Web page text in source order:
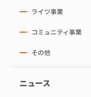
ライツ事業
コミュニティ事業
その他
ニュース